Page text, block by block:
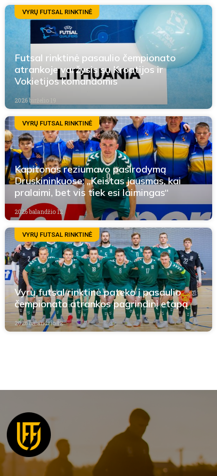
VYRŲ FUTSAL RINKTINĖ
Futsal rinktinė pasaulio čempionato
atrankoje varžysis su Kroatijos ir
Vokietijos komandomis
2026 birželio 19
VYRŲ FUTSAL RINKTINĖ
Kapitonas reziumavo pasirodymą
Druskininkuose: „Keistas jausmas, kai
pralaimi, bet vis tiek esi laimingas“
2026 balandžio 12
VYRŲ FUTSAL RINKTINĖ
Vyrų futsal rinktinė pateko į pasaulio
čempionato atrankos pagrindinį etapą
2026 balandžio 12